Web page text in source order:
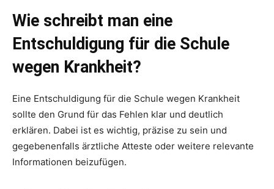
Wie schreibt man eine
Entschuldigung für die Schule
wegen Krankheit?
Eine Entschuldigung für die Schule wegen Krankheit
sollte den Grund für das Fehlen klar und deutlich
erklären. Dabei ist es wichtig, präzise zu sein und
gegebenenfalls ärztliche Atteste oder weitere relevante
Informationen beizufügen.